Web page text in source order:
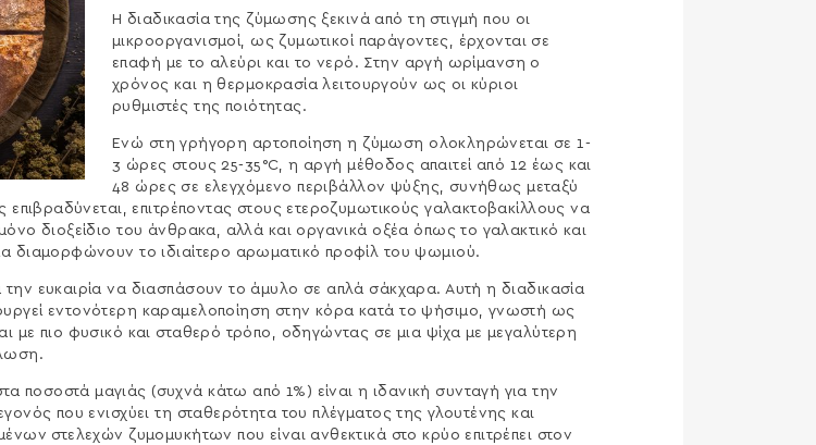
Η διαδικασία της ζύμωσης ξεκινά από τη στιγμή που οι
μικροοργανισμοί, ως ζυμωτικοί παράγοντες, έρχονται σε
επαφή με το αλεύρι και το νερό. Στην αργή ωρίμανση ο
χρόνος και η θερμοκρασία λειτουργούν ως οι κύριοι
ρυθμιστές της ποιότητας.
Ενώ στη γρήγορη αρτοποίηση η ζύμωση ολοκληρώνεται σε 1-
3 ώρες στους 25-35°C, η αργή μέθοδος απαιτεί από 12 έως και
48 ώρες σε ελεγχόμενο περιβάλλον ψύξης, συνήθως μεταξύ
επιτρέποντας στους ετεροζυμωτικούς γαλακτοβακίλλους να
διοξείδιο του άνθρακα, αλλά και οργανικά οξέα όπως το γαλακτικό και
διαμορφώνουν το ιδιαίτερο αρωματικό προφίλ του ψωμιού.
ευκαιρία να διασπάσουν το άμυλο σε απλά σάκχαρα. Αυτή η διαδικασία
εντονότερη καραμελοποίηση στην κόρα κατά το ψήσιμο, γνωστή ως
με πιο φυσικό και σταθερό τρόπο, οδηγώντας σε μια ψίχα με μεγαλύτερη
μαγιάς (συχνά κάτω από 1%) είναι η ιδανική συνταγή για την
που ενισχύει τη σταθερότητα του πλέγματος της γλουτένης και
στελεχών ζυμομυκήτων που είναι ανθεκτικά στο κρύο επιτρέπει στον